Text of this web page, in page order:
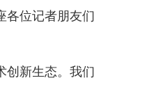
各位记者朋友们
创新生态。我们